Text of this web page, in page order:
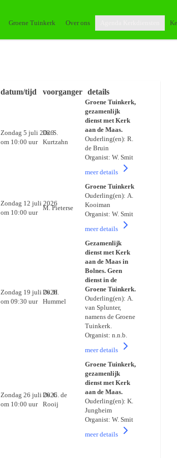
Groene Tuinkerk Over ons
datum/tijd voorganger details
Zondag 5 juli 2026
om 10:00 uur
Ds. S.
Kurtzahn
Groene Tuinkerk,
gezamenlijk
dienst met Kerk
aan de Maas.
Ouderling(en): R.
de Bruin
Organist: W. Smit
meer details
Zondag 12 juli 2026
om 10:00 uur
M. Pieterse
Groene Tuinkerk
Ouderling(en): A.
Kooiman
Organist: W. Smit
meer details
Zondag 19 juli 2026
om 09:30 uur
Ds. H.
Hummel
Gezamenlijk
dienst met Kerk
aan de Maas in
Bolnes. Geen
dienst in de
Groene Tuinkerk.
Ouderling(en): A.
van Splunter,
namens de Groene
Tuinkerk.
Organist: n.n.b.
meer details
Zondag 26 juli 2026
om 10:00 uur
Ds. C. de
Rooij
Groene Tuinkerk,
gezamenlijk
dienst met Kerk
aan de Maas.
Ouderling(en): K.
Jungheim
Organist: W. Smit
meer details